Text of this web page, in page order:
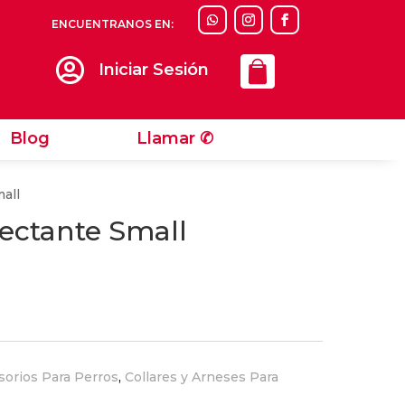
ENCUENTRANOS EN:
 Iniciar Sesión
Blog Llamar ✆
✆
Small
Para Perros, Collares y Arneses Para